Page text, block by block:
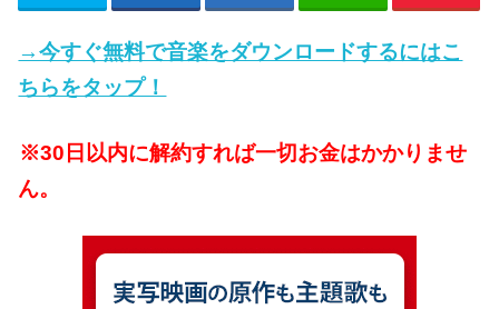
→今すぐ無料で音楽をダウンロードするにはこ
ちらをタップ！
※30日以内に解約すれば一切お金はかかりませ
ん。